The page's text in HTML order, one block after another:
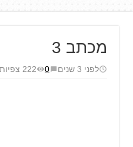
מכתב 3
לפני 3 שנים 0 222 צפיות